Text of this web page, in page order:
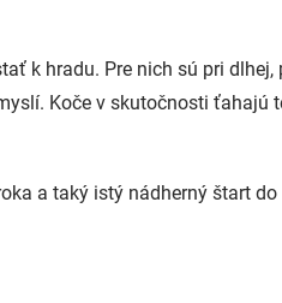
k hradu. Pre nich sú pri
Koče v skutočnosti
a taký istý nádherný štart